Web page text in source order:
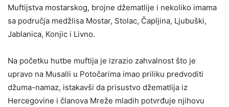
Muftijstva mostarskog, brojne džematlije i nekoliko imama
sa područja medžlisa Mostar, Stolac, Čapljina, Ljubuški,
Jablanica, Konjic i Livno.
Na početku hutbe muftija je izrazio zahvalnost što je
upravo na Musalli u Potočarima imao priliku predvoditi
džuma-namaz, istakavši da prisustvo džematlija iz
Hercegovine i članova Mreže mladih potvrđuje njihovu